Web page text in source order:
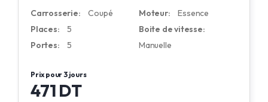
Carrosserie:
Coupé
Places:
5
Portes:
5
Moteur:
Essence
Boite de vitesse:
Manuelle
Prix pour 3 jours
471 DT